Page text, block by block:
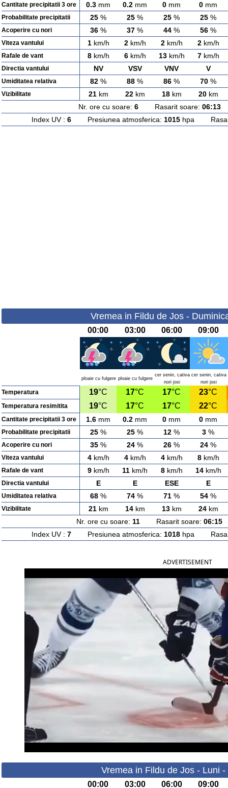
Cantitate precipitatii 3 ore 0.3 mm 0.2 mm 0 mm 0 mm
Probabilitate precipitatii 25 % 25 % 25 % 25 %
Acoperire cu nori 36 % 37 % 44 % 56 %
Viteza vantului 1km/h 2km/h 2km/h 2km/h
Rafale de vant 8km/h 6km/h 13km/h 7km/h
Directia vantului NV VSV VNV V
Umiditatea relativa 82 % 88 % 86 % 70 %
Vizibilitate 21km 22km 18km 20km
Nr. ore cu soare: 6Rasarit soare: 06:13
Index UV : 6Presiunea atmosferica: 1015hpa
Vremea in Fildu de Jos -
00:00 03:00 06:00 09:00
ploaie cu fulgere ploaie cu fulgere
cer senin, cativa
nori josi
cer senin, cativa
nori josi
Temperatura 19°C 17°C 17°C 23°C
Temperatura resimitita 19°C 17°C 17°C 22°C
Cantitate precipitatii 3 ore 1.6 mm 0.2 mm 0 mm 0 mm
Probabilitate precipitatii 25 % 25 % 12 % 3 %
Acoperire cu nori 35 % 24 % 26 % 24 %
Viteza vantului 4km/h 4km/h 4km/h 8km/h
Rafale de vant 9km/h 11 km/h 8km/h 14km/h
Directia vantului E E ESE E
Umiditatea relativa 68 % 74 % 71 % 54 %
Vizibilitate 21km 14km 13km 24km
Nr. ore cu soare: 11 Rasarit soare: 06:15
Index UV : 7Presiunea atmosferica: 1018hpa
ADVERTISEMENT
Vremea in Fildu de Jos - Luni
00:00 03:00 06:00 09:00